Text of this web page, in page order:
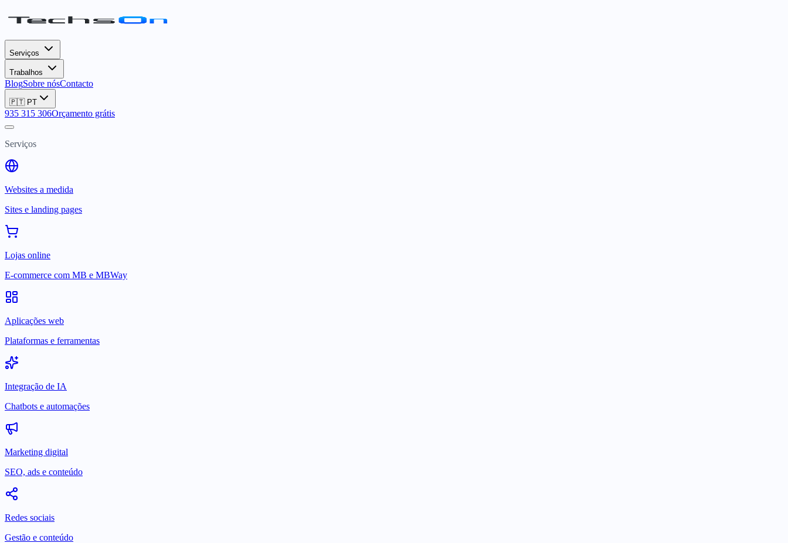
Serviços
Trabalhos
BlogSobre nósContacto
🇵🇹 PT
935 315 306Orçamento grátis
Serviços
Websites a medida
Sites e landing pages
Lojas online
E-commerce com MB e MBWay
Aplicações web
Plataformas e ferramentas
Integração de IA
Chatbots e automações
Marketing digital
SEO, ads e conteúdo
Redes sociais
Gestão e conteúdo